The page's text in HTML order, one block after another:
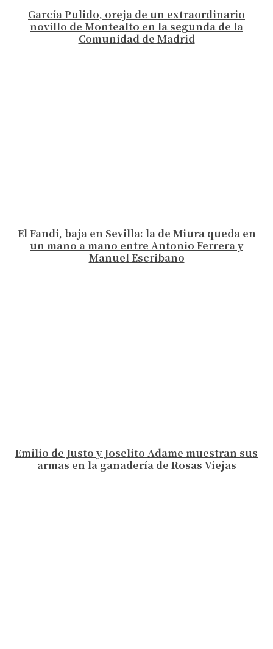
García Pulido, oreja de un extraordinario
novillo de Montealto en la segunda de la
Comunidad de Madrid
El Fandi, baja en Sevilla: la de Miura queda en
un mano a mano entre Antonio Ferrera y
Manuel Escribano
Emilio de Justo y Joselito Adame muestran sus
armas en la ganadería de Rosas Viejas